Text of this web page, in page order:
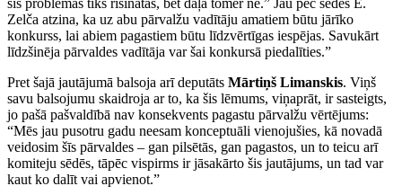
Zelča atzina, ka uz abu pārvalžu vadītāju amatiem būtu jārīko
konkurss, lai abiem pagastiem būtu līdzvērtīgas iespējas. Savukārt
līdzšinēja pārvaldes vadītāja var šai konkursā piedalīties.”
Pret šajā jautājumā balsoja arī deputāts Mārtiņš Limanskis. Viņš
savu balsojumu skaidroja ar to, ka šis lēmums, viņaprāt, ir sasteigts,
jo pašā pašvaldībā nav konsekvents pagastu pārvalžu vērtējums:
“Mēs jau pusotru gadu neesam konceptuāli vienojušies, kā novadā
veidosim šīs pārvaldes – gan pilsētās, gan pagastos, un to teicu arī
komiteju sēdēs, tāpēc vispirms ir jāsakārto šis jautājums, un tad var
kaut ko dalīt vai apvienot.”